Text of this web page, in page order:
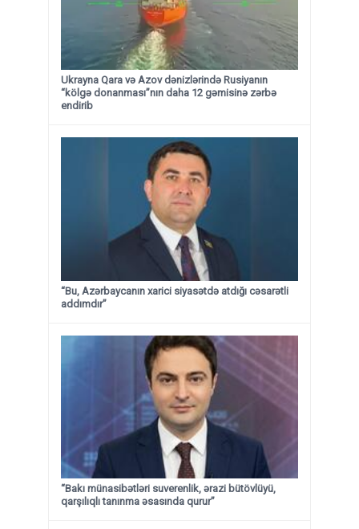
Ukrayna Qara və Azov dənizlərində Rusiyanın
“kölgə donanması”nın daha 12 gəmisinə zərbə
endirib
“Bu, Azərbaycanın xarici siyasətdə atdığı cəsarətli
addımdır”
“Bakı münasibətləri suverenlik, ərazi bütövlüyü,
qarşılıqlı tanınma əsasında qurur”